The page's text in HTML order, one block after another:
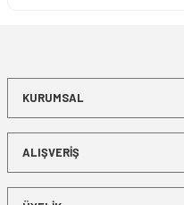
KURUMSAL
ALIŞVERİŞ